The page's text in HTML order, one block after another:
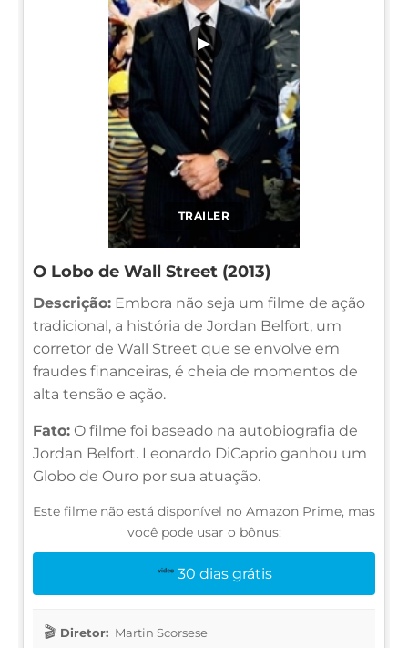
TRAILER
▶
O Lobo de Wall Street (2013)
Descrição: Embora não seja um filme de ação
tradicional, a história de Jordan Belfort, um
corretor de Wall Street que se envolve em
fraudes financeiras, é cheia de momentos de
alta tensão e ação.
Fato: O filme foi baseado na autobiografia de
Jordan Belfort. Leonardo DiCaprio ganhou um
Globo de Ouro por sua atuação.
Este filme não está disponível no Amazon Prime, mas
você pode usar o bônus:
30 dias grátis
Diretor: Martin Scorsese